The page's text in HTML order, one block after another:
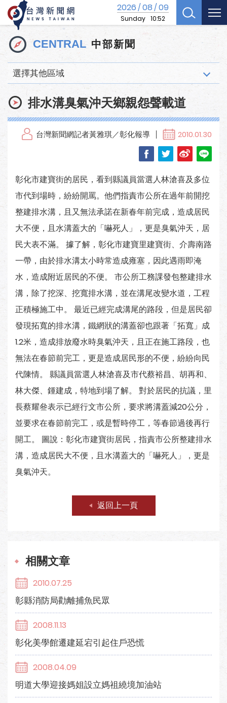
2026/08/09
Sunday 10:52
CENTRAL 中部新聞
選擇其他區域
排水溝臭氣沖天鄉親怨聲載道
台灣新聞網記者黃雅琪／彰化報導 2010.01.30
彰化市建寶街的居民，看到縣議員當選人林滄喜及多位
市代到場時，紛紛開罵。他們指責市公所在過年前開挖
整建排水溝，且又無法承諾在新春年前完成，造成居民
大不便，且水溝蓋大的「嚇死人」，更是臭氣沖天，居
民大表不滿。 據了解，彰化市建寶里建寶街、介壽南路
一帶，由於排水溝太小時常造成雍塞，因此遇雨即淹
水，造成附近居民的不便。 市公所工務課發包整建排水
溝，除了挖深、挖寬排水溝，並在溝尾改變水道，工程
正積極施工中。 最近已經完成溝尾的路段，但是居民卻
發現拓寬的排水溝，鐵網狀的溝蓋卻也跟著「拓寬」成
1.2米，造成排放廢水時臭氣沖天，且正在施工路段，也
無法在春節前完工，更是造成居民形的不便，紛紛向民
代陳情。 縣議員當選人林滄喜及市代蔡裕昌、胡再和、
林大傑、鍾建成，特地到場了解。 對於居民的抗議，里
長蔡耀叄表示已經行文市公所，要求將溝蓋減20公分，
並要求在春節前完工，或是暫時停工，等春節過後再行
開工。 圖說：彰化市建寶街居民，指責市公所整建排水
溝，造成居民大不便，且水溝蓋大的「嚇死人」，更是
臭氣沖天。
返回上一頁
相關文章
2010.07.25
彰縣消防局勸離捕魚民眾
2008.11.13
彰化美學館遷建延宕引起住戶恐慌
2008.04.09
明道大學迎接媽姐設立媽祖繞境加油站